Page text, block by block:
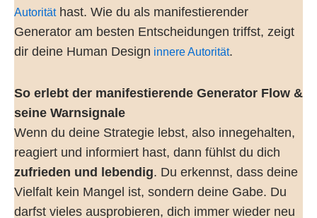
Autoritäthast. Wie du als manifestierender
Generator am besten Entscheidungen triffst, zeigt
dir deine Human Design innere Autorität.
So erlebt der manifestierende Generator Flow &
seine Warnsignale
Wenn du deine Strategie lebst, also innegehalten,
reagiert und informiert hast, dann fühlst du dich
zufrieden und lebendig. Du erkennst, dass deine
Vielfalt kein Mangel ist, sondern deine Gabe. Du
darfst vieles ausprobieren, dich immer wieder neu